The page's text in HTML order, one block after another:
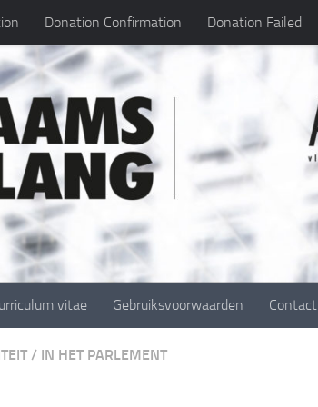
Donation Confirmation Donation Failed
vitae Gebruiksvoorwaarden Contact
/ IN HET PARLEMENT